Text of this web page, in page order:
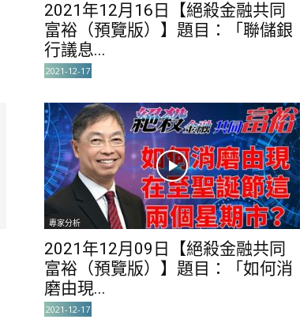
2021年12月16日【絕殺金融共同
富裕（預覽版）】題目：「聯儲銀
行議息...
2021-12-17
專家分析
2021年12月09日【絕殺金融共同
富裕（預覽版）】題目：「如何消
磨由現...
2021-12-17